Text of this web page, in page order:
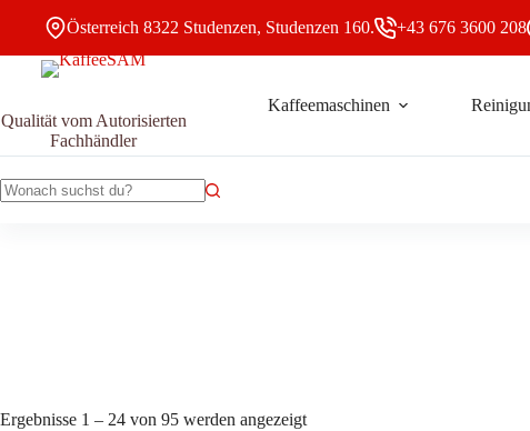
Österreich 8322 Studenzen, Studenzen 160. +43 676 3600 208
Qualität vom Autorisierten
Fachhändler
Kaffeemaschinen
Ergebnisse 1 – 24 von 95 werden angezeigtNach